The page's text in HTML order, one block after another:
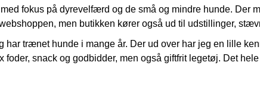
fokus på dyrevelfærd og de små og mindre hunde. Der
men butikken kører også ud til udstillinger,
har trænet hunde i mange år. Der ud over har jeg en lille
foder, snack og godbidder, men også giftfrit legetøj. Det